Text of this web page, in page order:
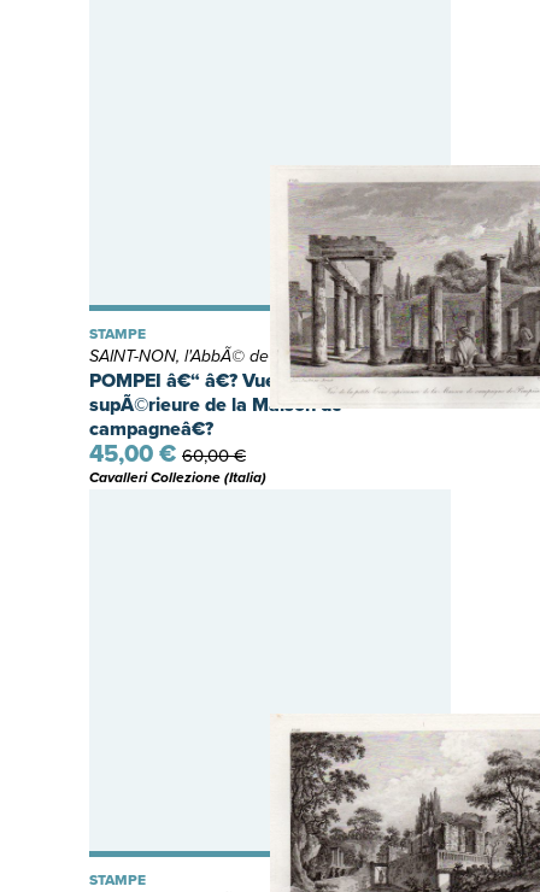
POMPEI â€“ â€? Vue de la petie Cour
supÃ©rieure de la Maison de
campagneâ€?
STAMPE
SAINT-NON, l'AbbÃ© de
45,00 € 60,00 €
Cavalleri Collezione (Italia)
STAMPE